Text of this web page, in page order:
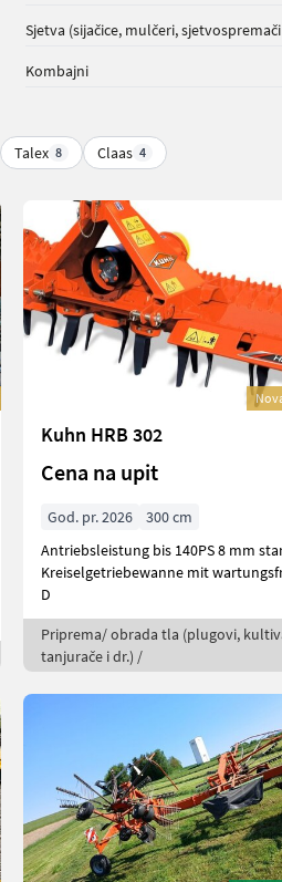
Sjetva (sijačice, mulčeri,
Kombajni
Talex 8 Claas 4
Kuhn HRB 302
Cena na upit
God. pr. 2026
300 cm
Antriebsleistung bis 140PS 8 mm
Kreiselgetriebewanne mit
D
Priprema/ obrada tla (plugovi,
tanjurače i dr.) /